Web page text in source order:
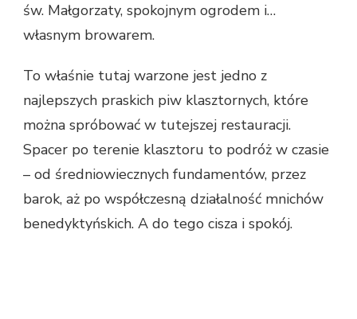
św. Małgorzaty, spokojnym ogrodem i…
własnym browarem.
To właśnie tutaj warzone jest jedno z
najlepszych praskich piw klasztornych, które
można spróbować w tutejszej restauracji.
Spacer po terenie klasztoru to podróż w czasie
– od średniowiecznych fundamentów, przez
barok, aż po współczesną działalność mnichów
benedyktyńskich. A do tego cisza i spokój.